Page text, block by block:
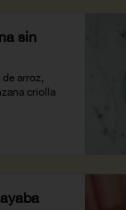
sin
arroz,
criolla